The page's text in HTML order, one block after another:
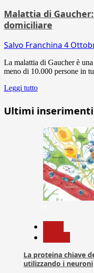
Malattia di
domiciliare
Salvo Franchina 4
La malattia di Gaucher è
meno di 10.000 persone in
Leggi tutto
Ultimi inserimenti
La proteina chiave
utilizzando i neuroni